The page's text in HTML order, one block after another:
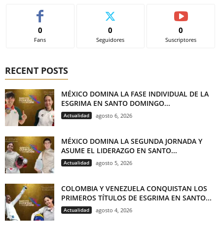
0
Fans
0
Seguidores
0
Suscriptores
RECENT POSTS
MÉXICO DOMINA LA FASE INDIVIDUAL DE LA
ESGRIMA EN SANTO DOMINGO...
Actualidad agosto 6, 2026
MÉXICO DOMINA LA SEGUNDA JORNADA Y
ASUME EL LIDERAZGO EN SANTO...
Actualidad agosto 5, 2026
COLOMBIA Y VENEZUELA CONQUISTAN LOS
PRIMEROS TÍTULOS DE ESGRIMA EN SANTO...
Actualidad agosto 4, 2026